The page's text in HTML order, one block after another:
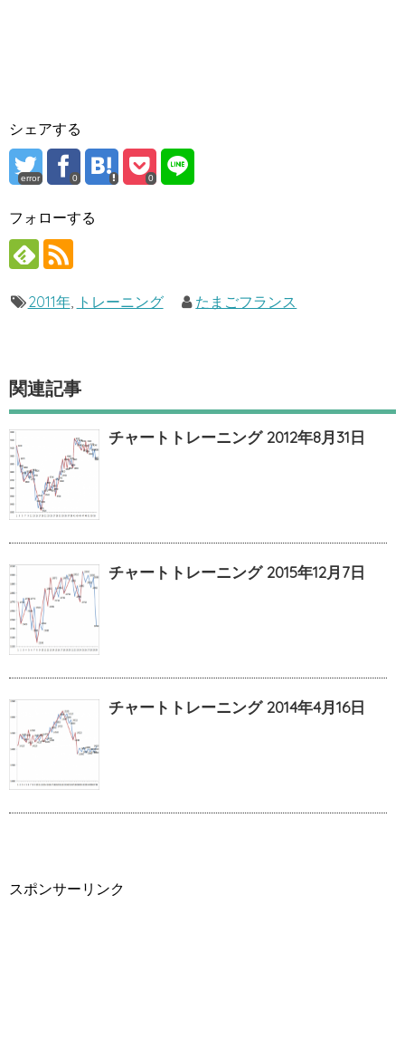
シェアする
error 0 0
フォローする
2011年, トレーニング たまごフランス
関連記事
チャートトレーニング 2012年8月31日
チャートトレーニング 2015年12月7日
チャートトレーニング 2014年4月16日
スポンサーリンク